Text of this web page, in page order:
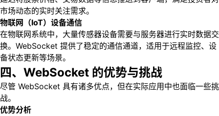
市场动态的实时关注需求。
物联网（IoT）设备通信
在物联网系统中，大量传感器设备需要与服务器进行实时数据交
换。WebSocket 提供了稳定的通信通道，适用于远程监控、设
备状态更新等场景。
四、WebSocket 的优势与挑战
尽管 WebSocket 具有诸多优点，但在实际应用中也面临一些挑
战。
优势分析